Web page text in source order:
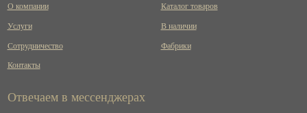
О компании
Услуги
Сотрудничество
Контакты
Каталог товаров
В наличии
Фабрики
Отвечаем в мессенджерах